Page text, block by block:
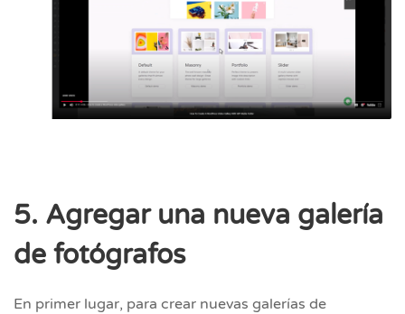
5. Agregar una nueva galería
de fotógrafos
En primer lugar, para crear nuevas galerías de